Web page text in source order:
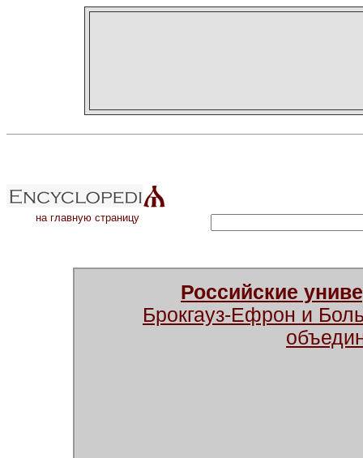
на главную страницу
Российские
Брокгауз-Ефрон и